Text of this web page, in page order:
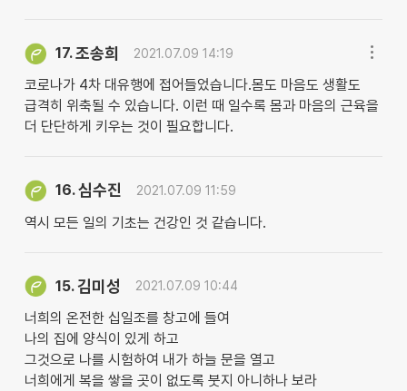
17.조송희 2021.07.09 14:19
코로나가 4차 대유행에 접어들었습니다.몸도 마음도 생활도
급격히 위축될 수 있습니다. 이런 때 일수록 몸과 마음의 근육을
더 단단하게 키우는 것이 필요합니다.
16.심수진 2021.07.09 11:59
역시 모든 일의 기초는 건강인 것 같습니다.
15.김미성 2021.07.09 10:44
너희의 온전한 십일조를 창고에 들여
나의 집에 양식이 있게 하고
그것으로 나를 시험하여 내가 하늘 문을 열고
너희에게 복을 쌓을 곳이 없도록 붓지 아니하나 보라